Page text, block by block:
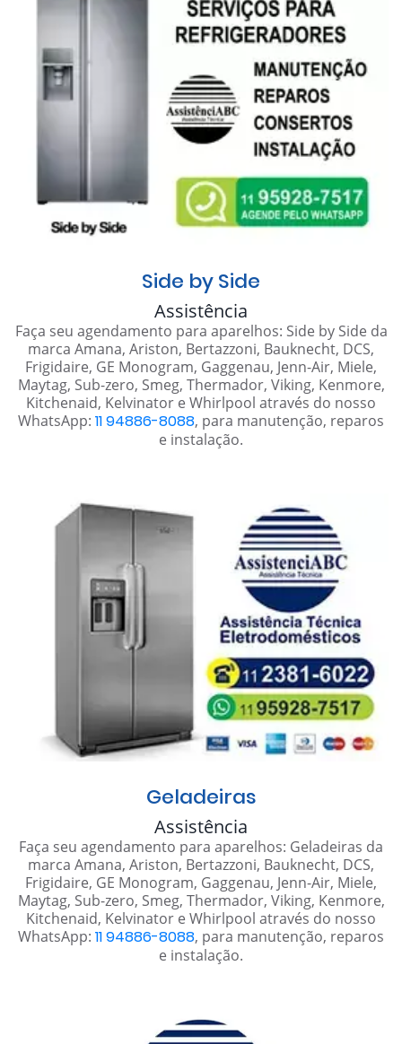
Side by Side
Assistência
Faça seu agendamento para aparelhos: Side by Side da
marca Amana, Ariston, Bertazzoni, Bauknecht, DCS,
Frigidaire, GE Monogram, Gaggenau, Jenn-Air, Miele,
Maytag, Sub-zero, Smeg, Thermador, Viking, Kenmore,
Kitchenaid, Kelvinator e Whirlpool através do nosso
WhatsApp: 11 94886-8088, para manutenção, reparos
e instalação.
Geladeiras
Assistência
Faça seu agendamento para aparelhos: Geladeiras da
marca Amana, Ariston, Bertazzoni, Bauknecht, DCS,
Frigidaire, GE Monogram, Gaggenau, Jenn-Air, Miele,
Maytag, Sub-zero, Smeg, Thermador, Viking, Kenmore,
Kitchenaid, Kelvinator e Whirlpool através do nosso
WhatsApp: 11 94886-8088, para manutenção, reparos
e instalação.